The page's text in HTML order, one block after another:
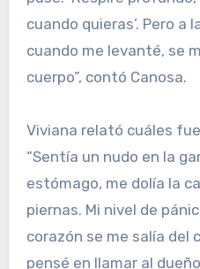
cuando quieras’. Pero a
cuando me levanté, se
cuerpo”, contó Canosa.
Viviana relató cuáles
“Sentía un nudo en la
estómago, me dolía la
piernas. Mi nivel de
corazón se me salía del
pensé en llamar al